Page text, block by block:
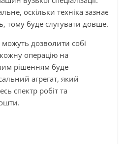
оскільки техніка зазнає
тому буде слугувати довше.
дозволити собі
кожну операцію на
рішенням буде
агрегат, який
спектр робіт та